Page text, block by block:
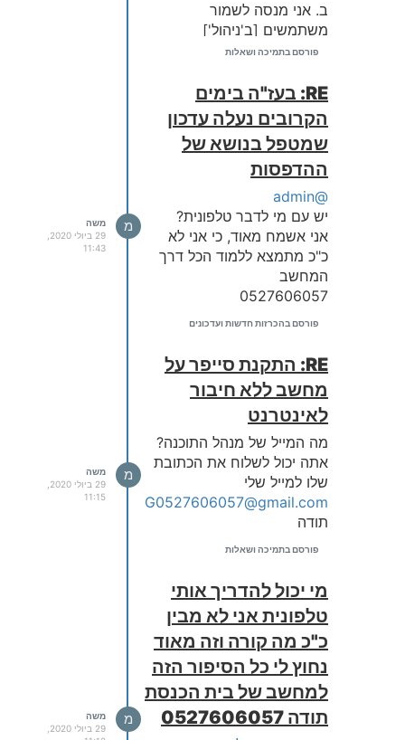
ב. אני מנסה לשמור
משתמשים [ב'ניהול']
והתוכנה לא נותנת לי!
פלוס, ולא זז כלום!
תודה
פורסם בתמיכה ושאלות
RE: בעז"ה בימים
הקרובים נעלה עדכון
שמטפל בנושא של
ההדפסות
@admin
יש עם מי לדבר טלפונית?
אני אשמח מאוד, כי אני לא
כ"כ מתמצא ללמוד הכל דרך
המחשב
0527606057
פורסם בהכרזות חדשות ועדכונים
מ
משה
11:43
RE: התקנת סייפר על
מחשב ללא חיבור
לאינטרנט
מה המייל של מנהל התוכנה?
אתה יכול לשלוח את הכתובת
שלו למייל שלי
G0527606057@gmail.com
תודה
פורסם בתמיכה ושאלות
מ
משה
11:15
מי יכול להדריך אותי
טלפונית אני לא מבין
כ"כ מה קורה וזה מאוד
נחוץ לי כל הסיפור הזה
למחשב של בית הכנסת
תודה 0527606057
מ
משה